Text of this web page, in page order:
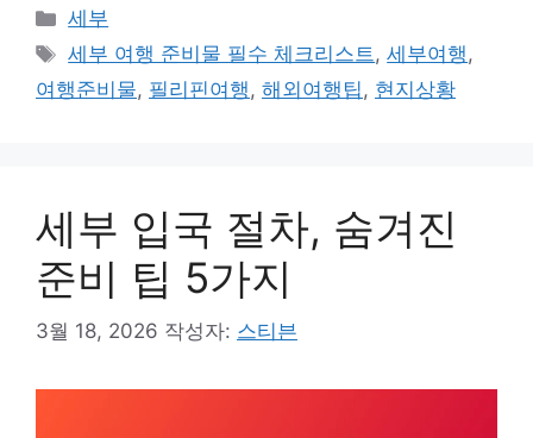
카
테
리
세부
태
그
세부 여행 준비물 필수 체크리스트,세부여행,
여행준비물, 필리핀여행, 해외여행팁, 현지상황
세부 입국 절차, 숨겨진
준비 팁 5가지
3월 18, 2026 작성자: 스티븐